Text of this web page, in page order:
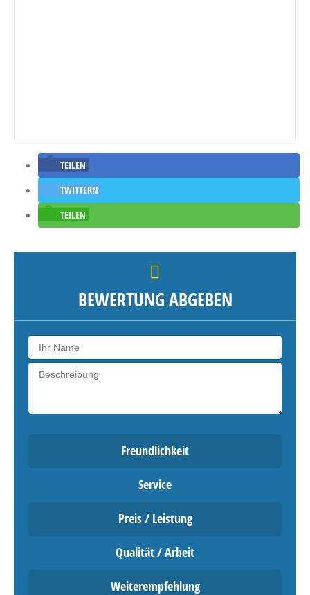
TEILEN
TWITTERN
TEILEN
BEWERTUNG ABGEBEN
Freundlichkeit
Service
Preis / Leistung
Qualität / Arbeit
Weiterempfehlung